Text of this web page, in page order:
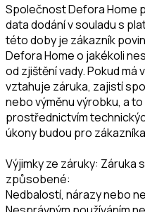
Společnost Defora Home
data dodání v souladu s
této doby je zákazník
Defora Home o jakékoli
od zjištění vady. Pokud
vztahuje záruka, zajistí
nebo výměnu výrobku, a
prostřednictvím
úkony budou pro
Výjimky ze záruky: Záruka
způsobené:
Nedbalostí, nárazy nebo